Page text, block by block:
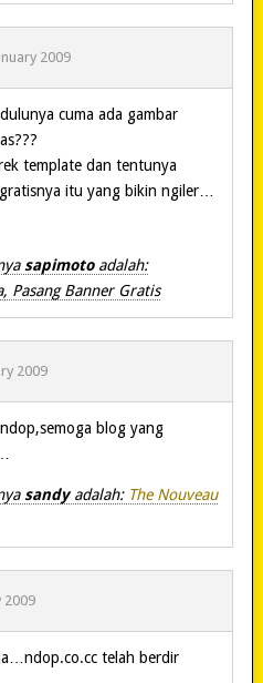
2009
cuma ada gambar
template dan tentunya
itu yang bikin ngiler…
sapimoto adalah:
Pasang Banner Gratis
2009
blog yang
sandyadalah: The Nouveau
2009
telah berdir